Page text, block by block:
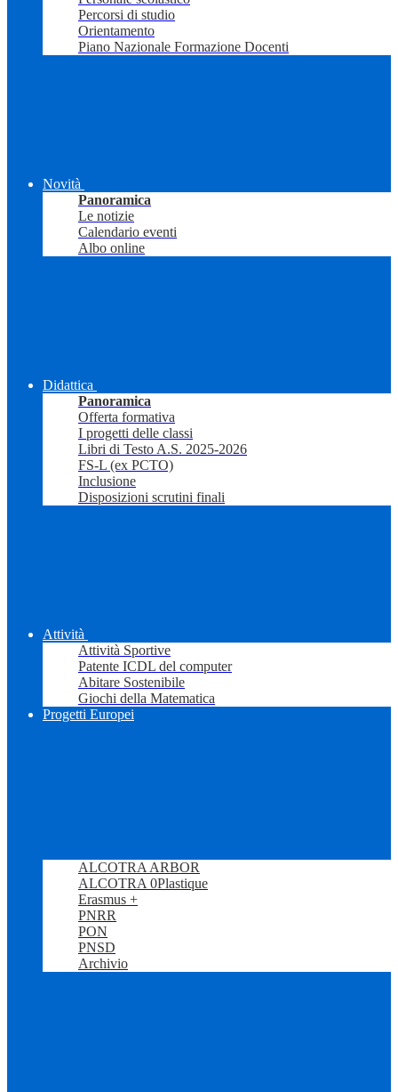
Percorsi di studio
Orientamento
Piano Nazionale Formazione Docenti
Novità
Panoramica
Le notizie
Calendario eventi
Albo online
Didattica
Panoramica
Offerta formativa
I progetti delle classi
Libri di Testo A.S. 2025-2026
FS-L (ex PCTO)
Inclusione
Disposizioni scrutini finali
Attività
Attività Sportive
Patente ICDL del computer
Abitare Sostenibile
Giochi della Matematica
Progetti Europei
ALCOTRA ARBOR
ALCOTRA 0Plastique
Erasmus +
PNRR
PON
PNSD
Archivio